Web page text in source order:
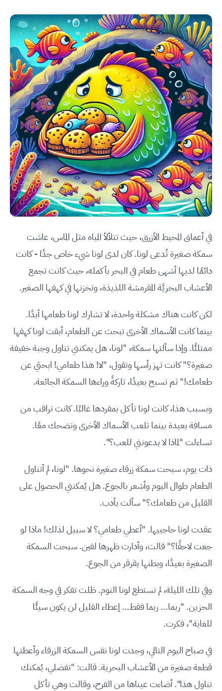
في أعماق المحيط الأزرق، حيث تتلألأ المياه مثل الماس، عاشت
سمكة صغيرة تُدعى لونا. كان لدى لونا شيء خاص جدًا - كانت
دائمًا لديها أشهى طعام في البحر بأكمله، حيث كانت تجمع
الأعشاب البحريَّة المقرمشة اللذيذة، وتخزنها في كهفها الصغير.
لكن كانت هناك مشكلة واحدة، لا تشارك لونا طعامها أبدًا.
بينما كانت الأسماك الأخرى تبحث عن الطعام، أبقت لونا كهفها
ممتلئًا. وإذا سألتها سمكة، "لونا، هل يمكنني تناول وجبة خفيفة
صغيرة؟" كانت تهز رأسها وتقول، "لا! هذا طعامي! ابحثي عن
طعامك!" ثم تسبح بعيدًا، تاركةً وراءها السمكة الجائعة.
وبسبب هذا، كانت لونا تأكل بمفردها غالبًا. كانت تراقب من
مسافة بعيدة بينما تلعب الأسماك الأخرى وتضحك معًا.
تساءلت "لماذا لا يدعونني للعب؟".
ذات يوم، سبحت سمكة زرقاء صغيرة نحوها. "لونا، لم أتناول
الطعام طوال اليوم وأشعر بالجوع. هل يُمكنني الحصول على
القليل من طعامك؟" سألت بأدب.
عقدت لونا حاجبيها. "أعطي طعامي؟ لا سبيل لذلك! ماذا لو
جعت لاحقًا؟" قالت، وأدارت ظهرها لفين. سبحت السمكة
الصغيرة بعيدًا، وبطنها يقرقر من الجوع.
وفي تلك الليلة، لم تستطع لونا النوم. ظلت تفكر في وجه السمكة
الحزين. "ربما... ربما فقط... إعطاء القليل لن يكون سيئًا
للغاية"، فكرت.
في صباح اليوم التالي، وجدت لونا نفس السمكة الزرقاء وأعطتها
قطعة صغيرة من الأعشاب البحرية. قالت: "تفضلي، يُمكنك
تناول هذا". أضاءت عيناها من الفرح، وقالت وهي تأكل